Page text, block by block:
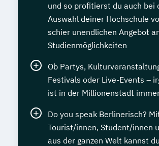
und so profitierst du auch bei
Auswahl deiner Hochschule
schier unendlichen Angebot
Studienmöglichkeiten
Ob Partys,
Festivals oder Live-Events –
ist in der Millionenstadt
Do you speak Berlinerisch?
Tourist/innen, Student/innen
aus der ganzen Welt kannst